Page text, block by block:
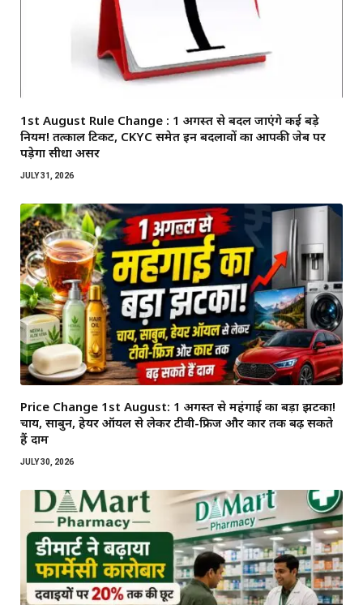
1st August Rule Change : 1 अगस्त से बदल जाएंगे कई बड़े
नियम! तत्काल टिकट, CKYC समेत इन बदलावों का आपकी जेब पर
पड़ेगा सीधा असर
JULY 31, 2026
Price Change 1st August: 1 अगस्त से महंगाई का बड़ा झटका!
चाय, साबुन, हेयर ऑयल से लेकर टीवी-फ्रिज और कार तक बढ़ सकते
हैं दाम
JULY 30, 2026